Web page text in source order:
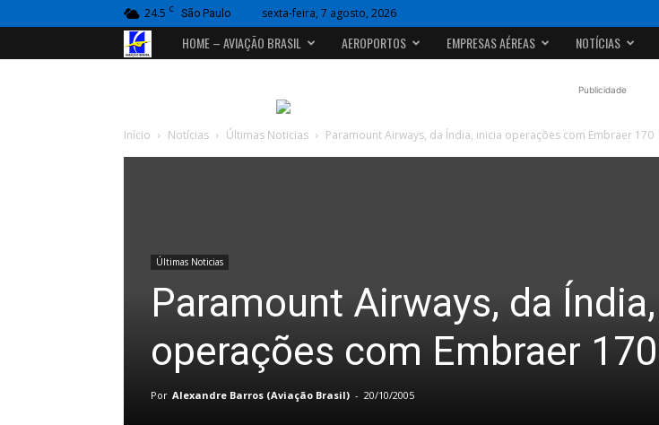
24.5 C São Paulo sexta-feira, 7 agosto, 2026
Portal
HOME – AVIAÇÃO BRASIL AEROPORTOS EMPRESAS AÉREAS NOTÍCIAS
Publicidade
Início Notícias Últimas Noticias Paramount Airways, da Índia, inicia operações com Embraer 170
Últimas Noticias
Paramount Airways, da
operações com Embraer 170
Por Alexandre Barros (Aviação Brasil) - 20/10/2005